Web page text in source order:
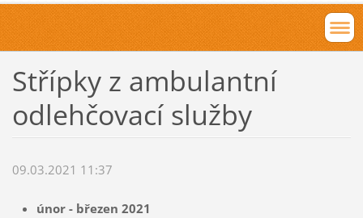
Střípky z ambulantní
odlehčovací služby
09.03.2021 11:37
únor - březen 2021